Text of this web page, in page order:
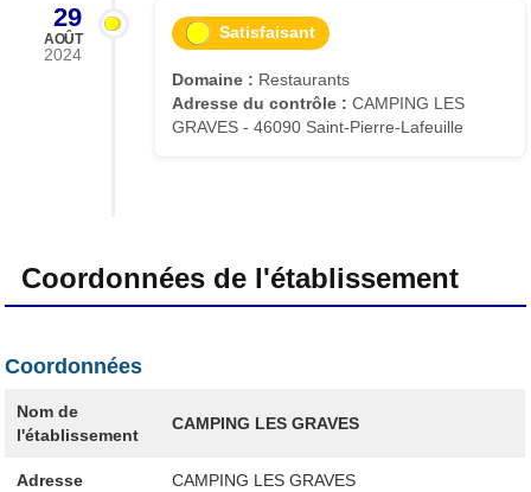
29
AOÛT
2024
Satisfaisant
Domaine : Restaurants
Adresse du contrôle : CAMPING LES
GRAVES - 46090 Saint-Pierre-Lafeuille
Coordonnées de l'établissement
Coordonnées
Nom de
l'établissement
CAMPING LES GRAVES
Adresse CAMPING LES GRAVES